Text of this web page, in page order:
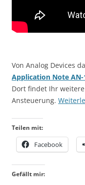
Von Analog Devices
Application Note AN-
Dort findet Ihr
Ansteuerung.
Teilen mit:
Facebook
Gefällt mir: